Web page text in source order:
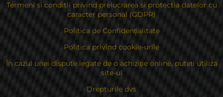
Termeni si conditii privind prelucrarea si protectia datelor cu
caracter personal (GDPR)
Politica de Confidențialitate
Politica privind cookie-urile
În cazul unei dispute legate de o achiziție online, puteți utiliza
site-ul
Drepturile dvs